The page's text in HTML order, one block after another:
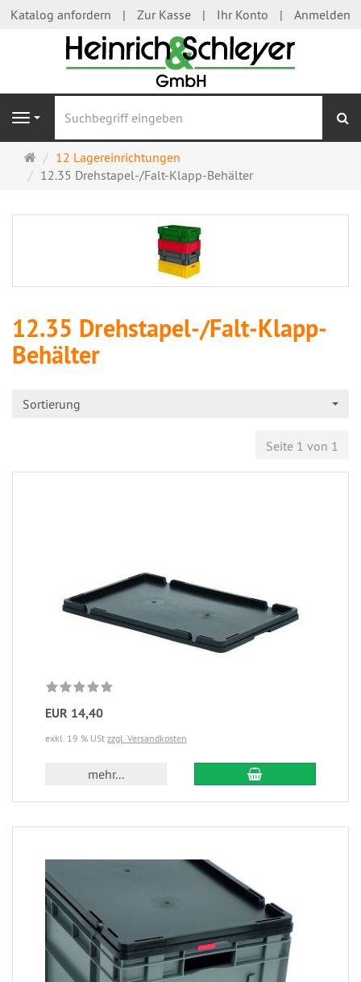
Katalog anfordern Zur Kasse Ihr Konto Anmelden
Navigation
Startseite
12 Lagereinrichtungen
12.35 Drehstapel-/Falt-Klapp-Behälter
12.35 Drehstapel-/Falt-Klapp-
Behälter
Sortierung
Seite 1 von 1
EUR 14,40
exkl. 19 % USt zzgl. Versandkosten
mehr...